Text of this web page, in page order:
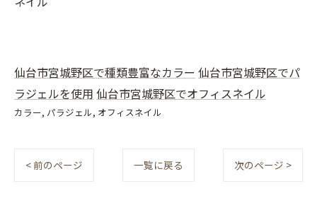
仙台市宮城野区で種類豊富なカラー 仙台市宮城野区でパ
ラジェルを使用 仙台市宮城野区でオフィスネイル
カラー パラジェル オフィスネイル
< 前のページ 一覧に戻る 次のページ >